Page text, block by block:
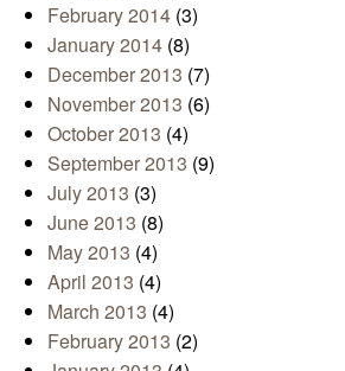
February 2014 (3)
January 2014 (8)
December 2013 (7)
November 2013 (6)
October 2013 (4)
September 2013 (9)
July 2013 (3)
June 2013 (8)
May 2013 (4)
April 2013 (4)
March 2013 (4)
February 2013 (2)